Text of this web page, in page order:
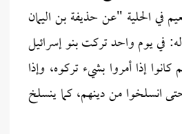
في الحلية "عن حذيفة بن اليمان
في يوم واحد تركت بنو إسرائيل
إذا أمروا بشيء تركوه، وإذا
انسلخوا من دينهم، كما ينسلخ